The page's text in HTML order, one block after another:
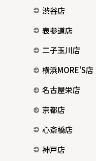
渋谷店
表参道店
二子玉川店
横浜MORE’S店
名古屋栄店
京都店
心斎橋店
神戸店